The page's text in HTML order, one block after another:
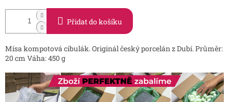
Přidat do košíku
Mísa kompotová cibulák. Originál český porcelán z Dubí. Průměr:
20 cm Váha: 450 g